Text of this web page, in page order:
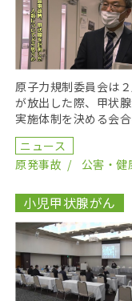
原子力規制委員会は
が放出した際、甲状
実施体制を決める会
た。 初回の会合では
[…]
ニュース
原発事故
公害・健
小児甲状腺がん